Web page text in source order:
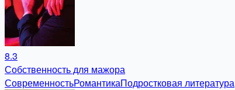
8.3
Собственность для мажора
СовременностьРомантикаПодростковая литература